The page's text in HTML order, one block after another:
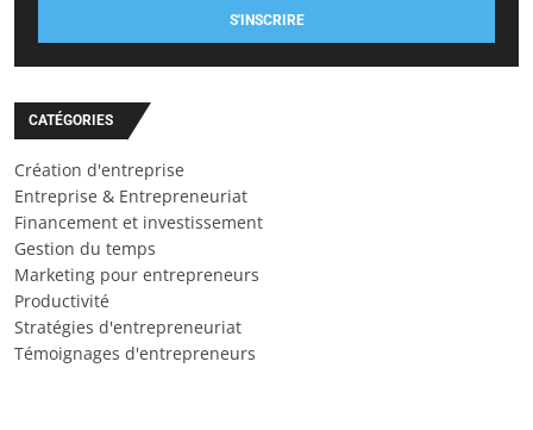
S'INSCRIRE
CATÉGORIES
Création d'entreprise
Entreprise & Entrepreneuriat
Financement et investissement
Gestion du temps
Marketing pour entrepreneurs
Productivité
Stratégies d'entrepreneuriat
Témoignages d'entrepreneurs